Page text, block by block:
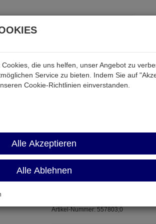
Audio & Video Strom Tab &
M0402 15R
0,063W BF 0402
Artikel-Nummer:557803;0
die uns helfen, unser Angebot zu
Service zu bieten. Indem Sie auf
Cookie-Richtlinien einverstanden.
Alle Akzeptieren
Alle Ablehnen